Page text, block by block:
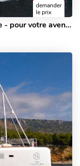
demander
le prix
Location de yachts à Šibenik, Croatie - pour votre aventure de voile!